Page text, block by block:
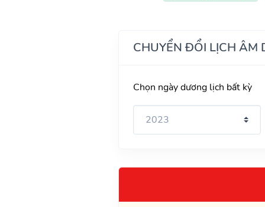
CHUYỂN ĐỔI LỊCH
Chọn ngày dương lịch bất kỳ